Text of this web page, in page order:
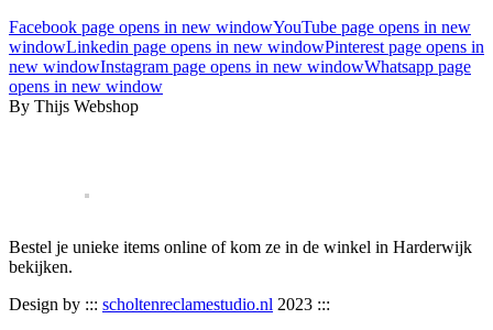
Facebook page opens in new windowYouTube page opens in new
windowLinkedin page opens in new windowPinterest page opens in
new windowInstagram page opens in new windowWhatsapp page
opens in new window
By Thijs Webshop
Bestel je unieke items online of kom ze in de winkel in Harderwijk
bekijken.
Design by ::: scholtenreclamestudio.nl 2023 :::